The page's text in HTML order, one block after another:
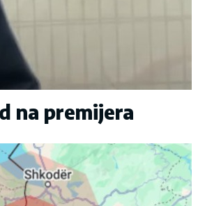
na premijera